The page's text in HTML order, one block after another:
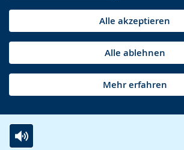
Alle akzeptieren
Alle ablehnen
Mehr erfahren